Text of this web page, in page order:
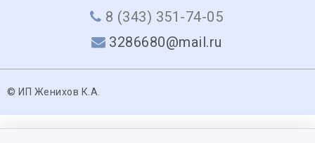
8 (343) 351-74-05
3286680@mail.ru
© ИП Женихов К.А.